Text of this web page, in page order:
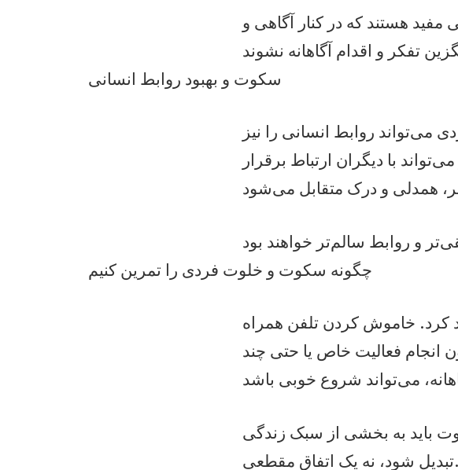
هستند که در کنار آگاهی و
سکوت و بهبود روابط انسانی
می‌تواند روابط انسانی را نیز
با دیگران ارتباط برقرار
چگونه سکوت و خلوت فردی را تمرین کنیم
کرد. خاموش کردن تلفن همراه
انجام فعالیت خاص یا حتی چند
باید به بخشی از سبک زندگی
تبدیل شود، نه یک اتفاق مقطعی.